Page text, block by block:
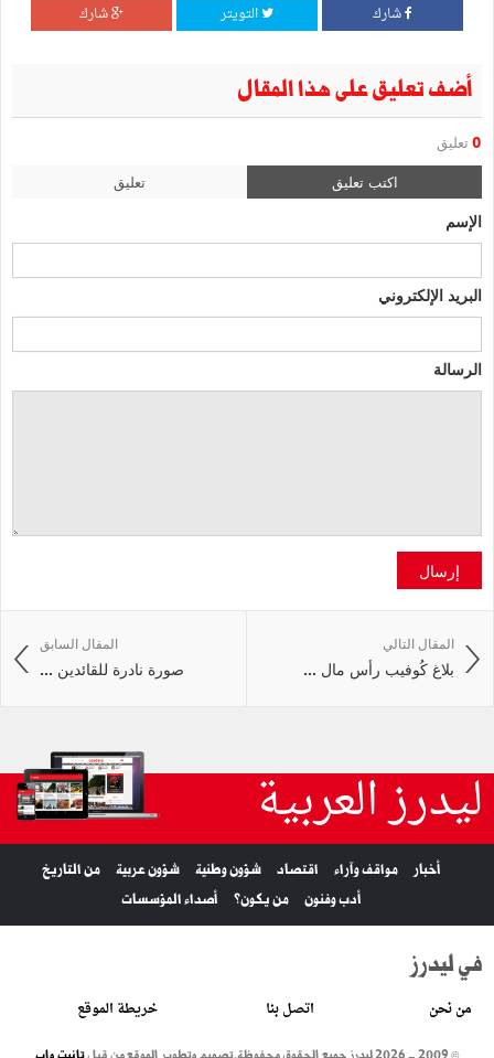
شارك التويتر شارك
أضف تعليق على هذا المقال
0 تعليق
اكتب تعليق تعليق
الإسم
البريد الإلكتروني
الرسالة
إرسال
المقال السابق
صورة نادرة للقائدين ...
المقال التالي
بلاغ كُوفيب رأس مال ...
ليدرز العربية
أخبار مواقف وآراء اقتصاد شؤون وطنية شؤون عربية
من التاريخ
أدب وفنون
من يكون؟ أصداء المؤسسات
في ليدرز
من نحن اتصل بنا خريطة الموقع